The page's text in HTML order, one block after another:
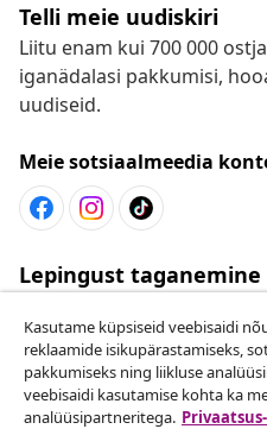
Telli meie uudiskiri
Liitu enam kui 700 000
iganädalasi pakkumisi,
uudiseid.
Meie sotsiaalmeedia
Lepingust taganemine
Lepingust
Kasutame küpsiseid veebisaidi
reklaamide isikupärastamiseks,
pakkumiseks ning liikluse
veebisaidi kasutamise kohta ka
analüüsipartneritega.